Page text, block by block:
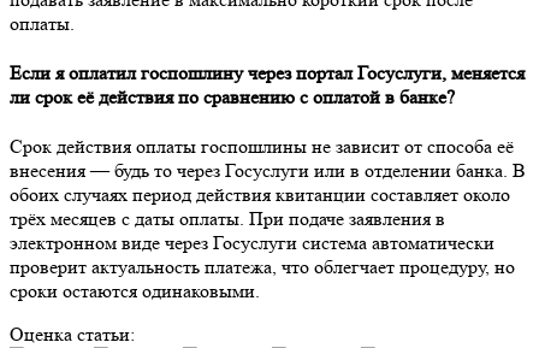
оплаты.
Если я оплатил госпошлину через портал Госуслуги, меняется
ли срок её действия по сравнению с оплатой в банке?
Срок действия оплаты госпошлины не зависит от способа её
внесения — будь то через Госуслуги или в отделении банка. В
обоих случаях период действия квитанции составляет около
трёх месяцев с даты оплаты. При подаче заявления в
электронном виде через Госуслуги система автоматически
проверит актуальность платежа, что облегчает процедуру, но
сроки остаются одинаковыми.
Оценка статьи: